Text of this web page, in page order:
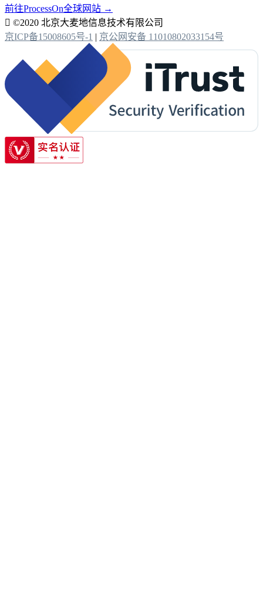
前往ProcessOn全球网站 →
 ©2020 北京大麦地信息技术有限公司
京ICP备15008605号-1 | 京公网安备 11010802033154号